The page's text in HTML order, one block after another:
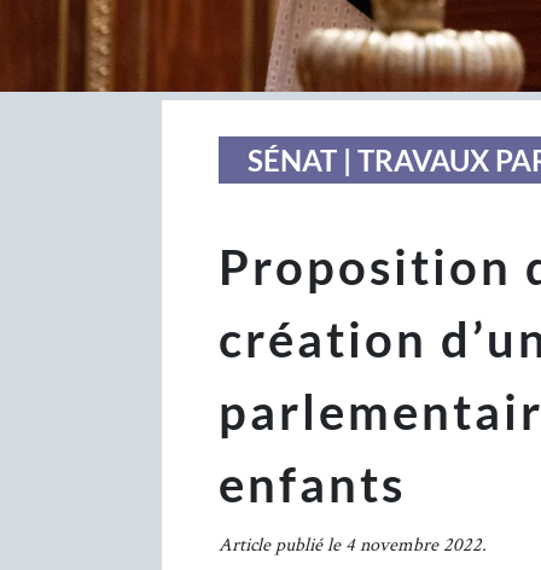
SÉNAT | TRAVAUX
Proposition
création
enfants
Article publié le 4 novembre 2022.